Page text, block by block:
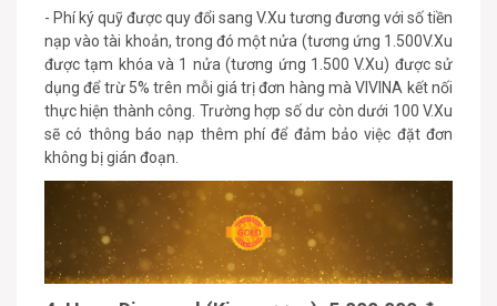
- Phí ký quỹ được quy đổi sang V.Xu tương đương với số tiền
nạp vào tài khoản, trong đó một nửa (tương ứng 1.500V.Xu
được tạm khóa và 1 nửa (tương ứng 1.500 V.Xu) được sử
dụng để trừ 5% trên mỗi giá trị đơn hàng mà VIVINA kết nối
thực hiện thành công. Trường hợp số dư còn dưới 100 V.Xu
sẽ có thông báo nạp thêm phí để đảm bảo việc đặt đơn
không bị gián đoạn.